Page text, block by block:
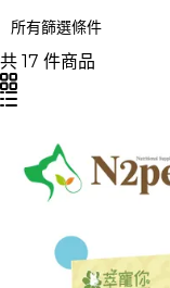
所有篩選條件
共 17 件商品